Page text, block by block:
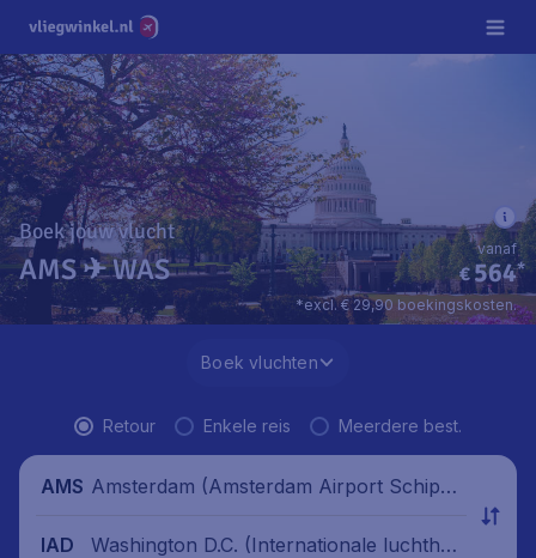
Boek jouw vlucht
AMS ✈ WAS €564*
vanaf
*excl. € 29,90 boekingskosten.
Boek vluchten
Retour Enkele reis Meerdere best.
AMS Amsterdam (Amsterdam Airport Schipho
IAD
Washington D.C. (Internationale luchthav